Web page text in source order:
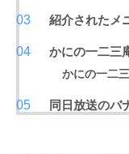
紹介されたメ
かにの一二三
かにの一二
同日放送のバ